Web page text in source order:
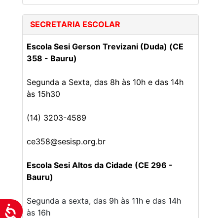
Acessibilidade
SECRETARIA ESCOLAR
Escola Sesi Gerson Trevizani (Duda) (CE
358 - Bauru)
Segunda a Sexta, das 8h às 10h e das 14h
às 15h30
(14) 3203-4589
ce358@sesisp.org.br
Escola Sesi Altos da Cidade (CE 296 -
Bauru)
Segunda a sexta, das 9h às 11h e das 14h
às 16h